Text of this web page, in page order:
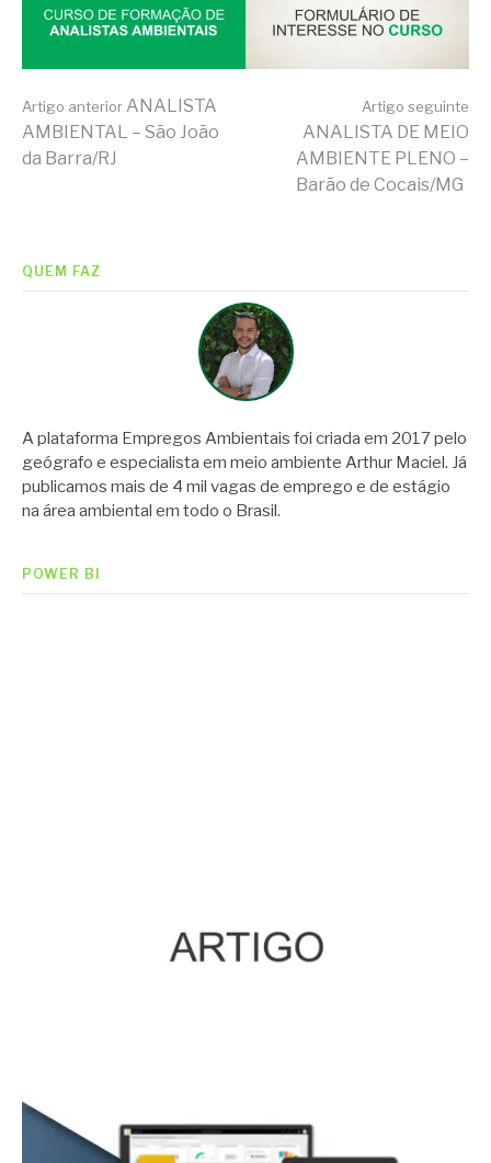
Continue
Artigo anterior ANALISTA
AMBIENTAL – São João
da Barra/RJ
Artigo seguinte
ANALISTA DE MEIO
AMBIENTE PLENO –
Barão de Cocais/MG
QUEM FAZ
A plataforma Empregos Ambientais foi criada em 2017 pelo
geógrafo e especialista em meio ambiente Arthur Maciel. Já
publicamos mais de 4 mil vagas de emprego e de estágio
na área ambiental em todo o Brasil.
POWER BI